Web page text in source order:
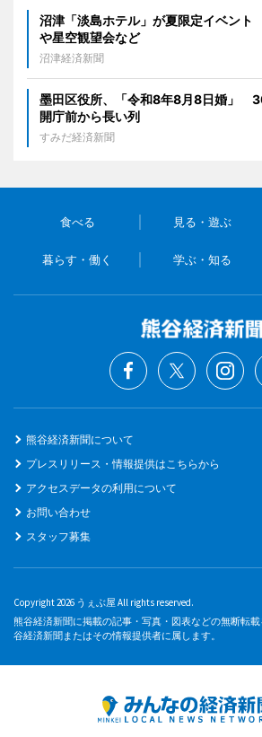
沼津「淡島ホテル」が夏限定イベン
や星空観望会など
沼津経済新聞
墨田区役所、「令和8年8月8日婚」
開庁前から長い列
すみだ経済新聞
食べる 見る・遊ぶ
暮らす・働く 学ぶ・知る
熊谷経済新聞について
プレスリリース・情報提供はこちらから
アクセスデータの利用について
お問い合わせ
スタッフ募集
Copyright 2026 うぇぶ屋 All rights reserved.
熊谷経済新聞に掲載の記事・写真・図表などの無断転
谷経済新聞またはその情報提供者に属します。